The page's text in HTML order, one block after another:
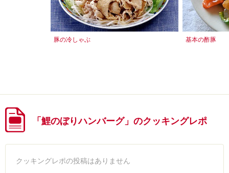
豚の冷しゃぶ 基本の酢豚
「鯉のぼりハンバーグ」のクッキングレポ
クッキングレポの投稿はありません